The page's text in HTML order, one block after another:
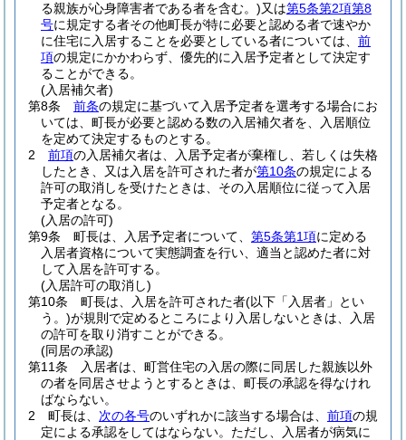
る親族が心身障害者である者を含む。)又は第5条第2項第8
号に規定する者その他町長が特に必要と認める者で速やか
に住宅に入居することを必要としている者については、 前
項の規定にかかわらず、優先的に入居予定者として決定す
ることができる。
(入居補欠者)
第8条
前条の規定に基づいて入居予定者を選考する場合にお
いては、町長が必要と認める数の入居補欠者を、入居順位
を定めて決定するものとする。
2
前項の入居補欠者は、入居予定者が棄権し、若しくは失格
したとき、又は入居を許可された者が第10条の規定による
許可の取消しを受けたときは、その入居順位に従って入居
予定者となる。
(入居の許可)
第9条
町長は、入居予定者について、 第5条第1項に定める
入居者資格について実態調査を行い、適当と認めた者に対
して入居を許可する。
(入居許可の取消し)
第10条
町長は、入居を許可された者(以下「入居者」とい
う。)が規則で定めるところにより入居しないときは、入居
の許可を取り消すことができる。
(同居の承認)
第11条
入居者は、町営住宅の入居の際に同居した親族以外
の者を同居させようとするときは、町長の承認を得なけれ
ばならない。
2
町長は、 次の各号のいずれかに該当する場合は、 前項の規
定による承認をしてはならない。 ただし、入居者が病気に